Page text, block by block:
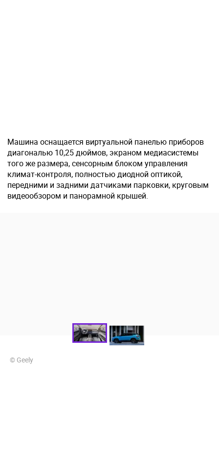
Машина оснащается виртуальной панелью приборов
диагональю 10,25 дюймов, экраном медиасистемы
того же размера, сенсорным блоком управления
климат-контроля, полностью диодной оптикой,
передними и задними датчиками парковки, круговым
видеообзором и панорамной крышей.
© Geely